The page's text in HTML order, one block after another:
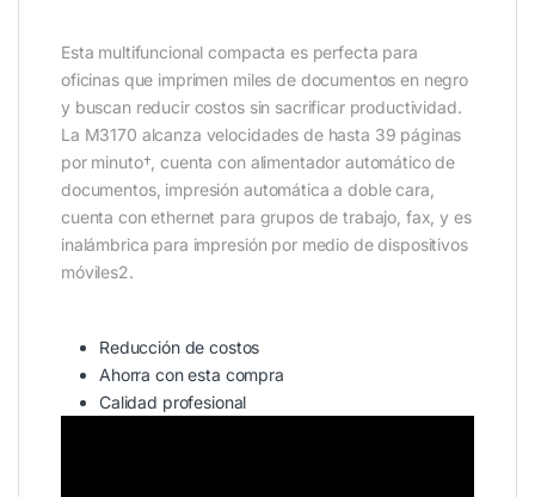
Esta multifuncional compacta es perfecta para
oficinas que imprimen miles de documentos en negro
y buscan reducir costos sin sacrificar productividad.
La M3170 alcanza velocidades de hasta 39 páginas
por minuto†, cuenta con alimentador automático de
documentos, impresión automática a doble cara,
cuenta con ethernet para grupos de trabajo, fax, y es
inalámbrica para impresión por medio de dispositivos
móviles2.
Reducción de costos
Ahorra con esta compra
Calidad profesional